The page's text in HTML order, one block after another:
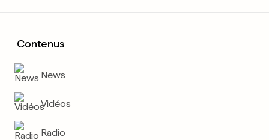
Contenus
News
Vidéos
Radio